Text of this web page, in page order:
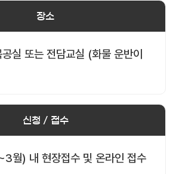
장소
실 또는 전담교실 (화물 운반이
신청 / 접수
월) 내 현장접수 및 온라인 접수